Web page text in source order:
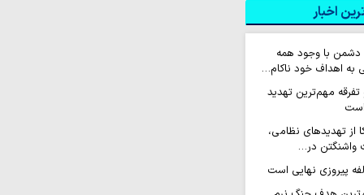
اخبار
دشمن با وجود همه
به اهداف خود ناکام…
مهم‌ترین تهدید
از تهدیدهای نظامی،
واشنگتن در…
پیروزی نهایی است